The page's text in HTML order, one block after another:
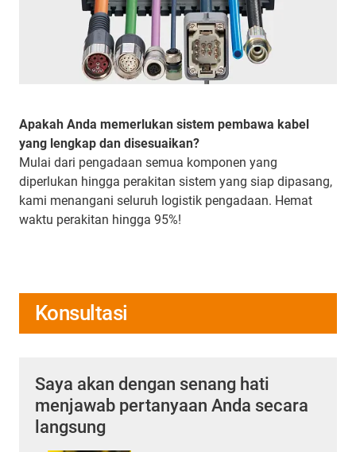
Apakah Anda memerlukan sistem pembawa kabel
yang lengkap dan disesuaikan?
Mulai dari pengadaan semua komponen yang
diperlukan hingga perakitan sistem yang siap dipasang,
kami menangani seluruh logistik pengadaan. Hemat
waktu perakitan hingga 95%!
Konsultasi
Saya akan dengan senang hati
menjawab pertanyaan Anda secara
langsung